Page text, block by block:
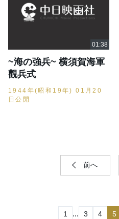
~海の強兵~ 横須賀海軍
觀兵式
1944年(昭和19年) 01月20
日公開
前へ
1 ... 3 4 5